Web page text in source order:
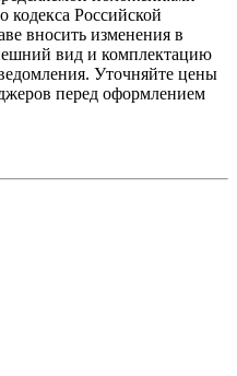
кодекса Российской
вносить изменения в
вид и комплектацию
Уточняйте цены
перед оформлением